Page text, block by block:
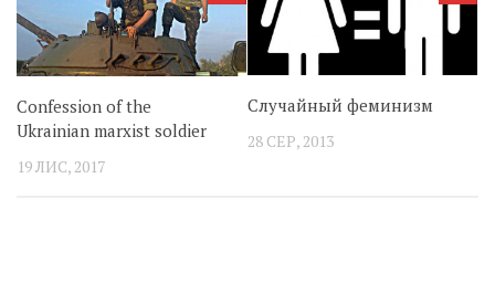
Confession of the
Ukrainian marxist soldier
19 ЛИС, 2017
Случайный феминизм
28 СЕР, 2013